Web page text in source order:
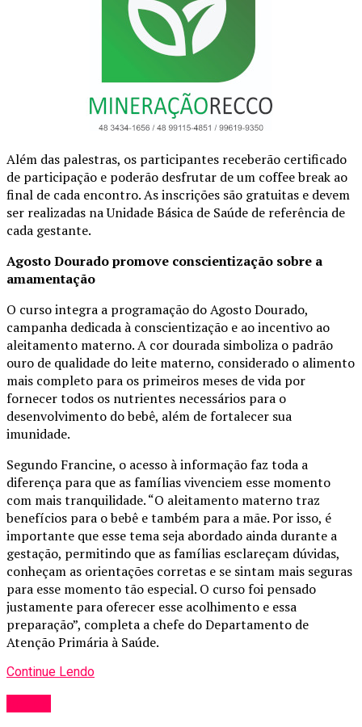
Além das palestras, os participantes receberão certificado
de participação e poderão desfrutar de um coffee break ao
final de cada encontro. As inscrições são gratuitas e devem
ser realizadas na Unidade Básica de Saúde de referência de
cada gestante.
Agosto Dourado promove conscientização sobre a
amamentação
O curso integra a programação do Agosto Dourado,
campanha dedicada à conscientização e ao incentivo ao
aleitamento materno. A cor dourada simboliza o padrão
ouro de qualidade do leite materno, considerado o alimento
mais completo para os primeiros meses de vida por
fornecer todos os nutrientes necessários para o
desenvolvimento do bebê, além de fortalecer sua
imunidade.
Segundo Francine, o acesso à informação faz toda a
diferença para que as famílias vivenciem esse momento
com mais tranquilidade. “O aleitamento materno traz
benefícios para o bebê e também para a mãe. Por isso, é
importante que esse tema seja abordado ainda durante a
gestação, permitindo que as famílias esclareçam dúvidas,
conheçam as orientações corretas e se sintam mais seguras
para esse momento tão especial. O curso foi pensado
justamente para oferecer esse acolhimento e essa
preparação”, completa a chefe do Departamento de
Atenção Primária à Saúde.
Continue Lendo